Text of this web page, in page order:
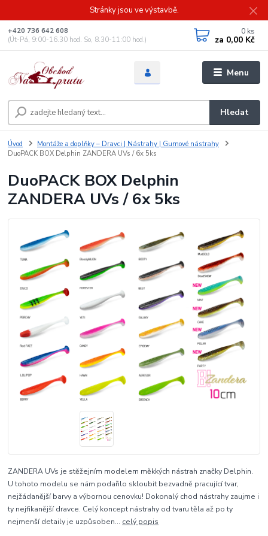
Stránky jsou ve výstavbě.
Menu
Hledat
+420 736 642 608
(Út-Pá, 9:00-16.30 hod. So, 8.30-11:00 hod.)
0 ks
za 0,00 Kč
Úvod
Montáže a doplňky – Dravci | Nástrahy | Gumové nástrahy
DuoPACK BOX Delphin ZANDERA UVs / 6x 5ks
DuoPACK BOX Delphin
ZANDERA UVs / 6x 5ks
ZANDERA UVs je stěžejním modelem měkkých nástrah značky Delphin.
U tohoto modelu se nám podařilo skloubit bezvadně pracující tvar,
nejžádanější barvy a výbornou cenovku! Dokonalý chod nástrahy zaujme i
ty nejfikanější dravce. Celý koncept nástrahy od tvaru těla až po ty
nejmenší detaily je uzpůsoben... celý popis